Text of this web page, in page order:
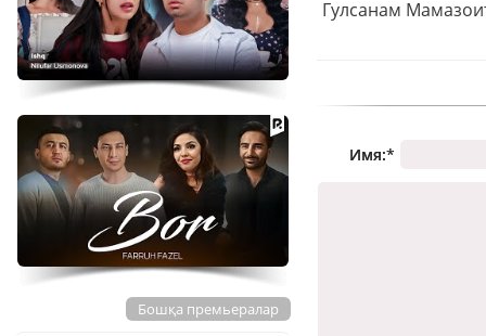
Имя:*
Бошқа премьералар